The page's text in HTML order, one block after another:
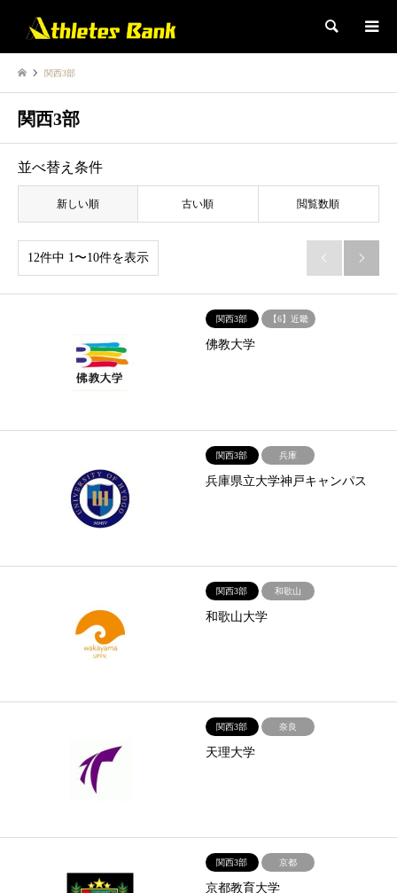
検索
関西3部
関西3部
並べ替え条件
新しい順 古い順 閲覧数順
12件中 1〜10件を表示  
関西3部 【6】近畿
佛教大学
関西3部 兵庫
兵庫県立大学神戸キャンパス
関西3部 和歌山
和歌山大学
関西3部 奈良
天理大学
関西3部 京都
京都教育大学